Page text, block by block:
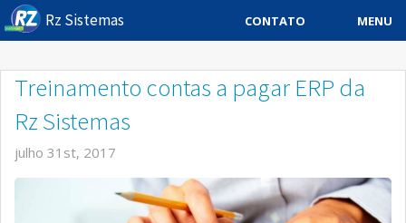
Rz Sistemas CONTATO MENU
Downloads
Treinamento contas a pagar ERP da
Rz Sistemas
julho 31st, 2017